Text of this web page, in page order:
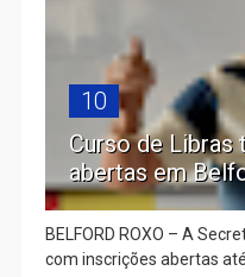
10
Curso de
abertas em
BELFORD ROXO – A
com inscrições abertas